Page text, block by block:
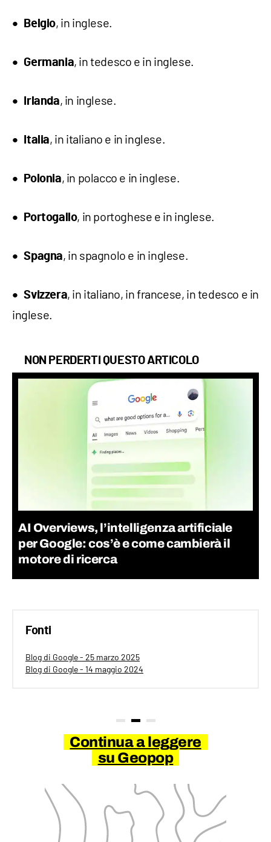
Belgio, in inglese.
Germania, in tedesco e in inglese.
Irlanda, in inglese.
Italia, in italiano e in inglese.
Polonia, in polacco e in inglese.
Portogallo, in portoghese e in inglese.
Spagna, in spagnolo e in inglese.
Svizzera, in italiano, in francese, in tedesco e in
inglese.
NON PERDERTI QUESTO ARTICOLO
AI Overviews, l’intelligenza artificiale
per Google: cos’è e come cambierà il
motore di ricerca
Fonti
Blog di Google - 25 marzo 2025
Blog di Google - 14 maggio 2024
Continua a leggere
su Geopop